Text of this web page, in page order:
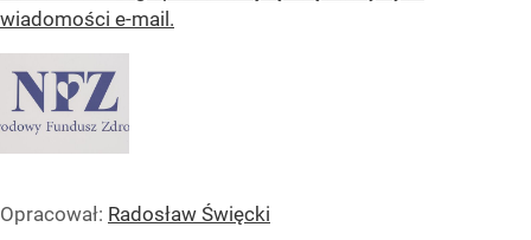
wiadomości e-mail.
Opracował: Radosław Święcki